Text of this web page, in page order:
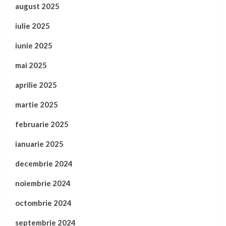
august 2025
iulie 2025
iunie 2025
mai 2025
aprilie 2025
martie 2025
februarie 2025
ianuarie 2025
decembrie 2024
noiembrie 2024
octombrie 2024
septembrie 2024